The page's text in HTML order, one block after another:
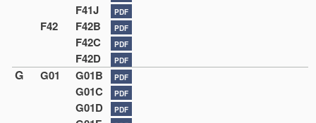
F41J PDF
F42 F42B PDF
F42C PDF
F42D PDF
G G01 G01B PDF
G01C PDF
G01D PDF